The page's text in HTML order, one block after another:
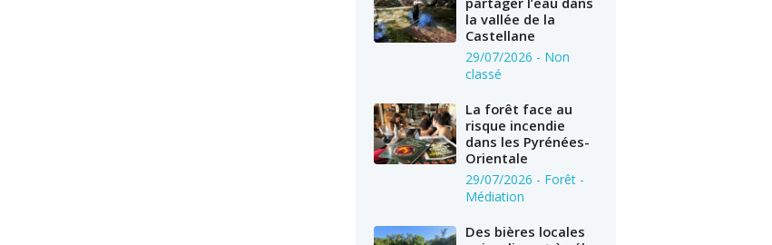
la vallée de la
Castellane
29/07/2026 - Non
classé
La forêt face au
risque incendie
dans les Pyrénées-
Orientale
29/07/2026 - Forêt -
Médiation
Des bières locales